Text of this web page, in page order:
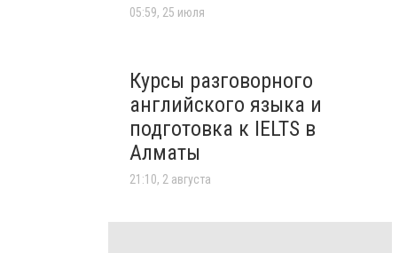
05:59, 25 июля
Курсы разговорного
английского языка и
подготовка к IELTS в
Алматы
21:10, 2 августа